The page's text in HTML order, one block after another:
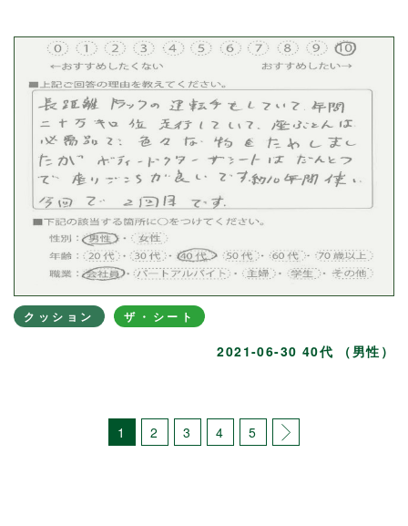
クッション ザ・シート
2021-06-30 40代 （男性）
1 2 3 4 5